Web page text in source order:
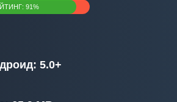
91%
5.0+